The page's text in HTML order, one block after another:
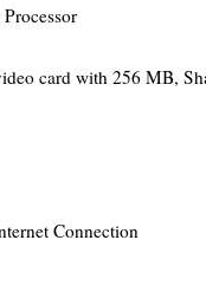
card with 256 MB,
Connection